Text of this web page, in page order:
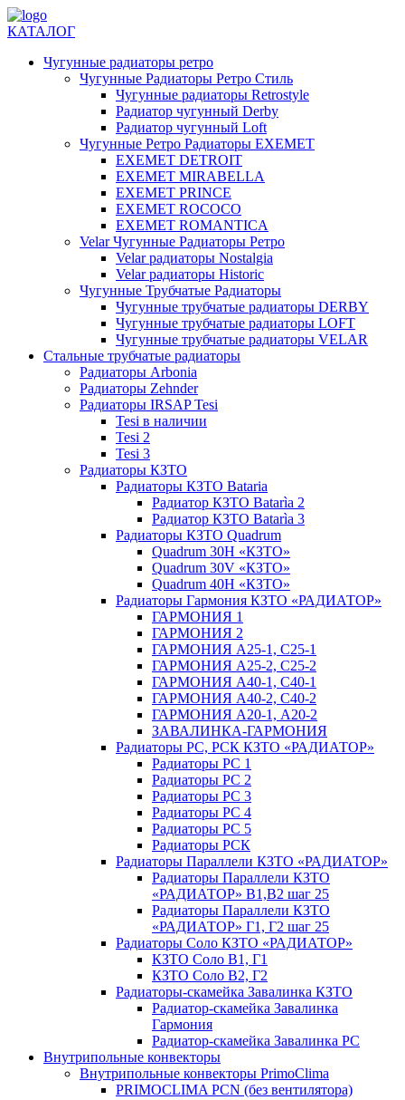
КАТАЛОГ
Чугунные радиаторы ретро
Чугунные Радиаторы Ретро Стиль
Чугунные радиаторы Retrostyle
Радиатор чугунный Derby
Радиатор чугунный Loft
Чугунные Ретро Радиаторы EXEMET
EXEMET DETROIT
EXEMET MIRABELLA
EXEMET PRINCE
EXEMET ROCOCO
EXEMET ROMANTICA
Velar Чугунные Радиаторы Ретро
Velar радиаторы Nostalgia
Velar радиаторы Historic
Чугунные Трубчатые Радиаторы
Чугунные трубчатые радиаторы DERBY
Чугунные трубчатые радиаторы LOFT
Чугунные трубчатые радиаторы VELAR
Стальные трубчатые радиаторы
Радиаторы Arbonia
Радиаторы Zehnder
Радиаторы IRSAP Tesi
Tesi в наличии
Tesi 2
Tesi 3
Радиаторы КЗТО
Радиаторы КЗТО Bataria
Радиатор КЗТО Batarìa 2
Радиатор КЗТО Batarìa 3
Радиаторы КЗТО Quadrum
Quadrum 30H «КЗТО»
Quadrum 30V «КЗТО»
Quadrum 40H «КЗТО»
Радиаторы Гармония КЗТО «РАДИАТОР»
ГАРМОНИЯ 1
ГАРМОНИЯ 2
ГАРМОНИЯ А25-1, С25-1
ГАРМОНИЯ А25-2, С25-2
ГАРМОНИЯ А40-1, С40-1
ГАРМОНИЯ А40-2, С40-2
ГАРМОНИЯ А20-1, А20-2
ЗАВАЛИНКА-ГАРМОНИЯ
Радиаторы РС, РСК КЗТО «РАДИАТОР»
Радиаторы РС 1
Радиаторы РС 2
Радиаторы РС 3
Радиаторы РС 4
Радиаторы РС 5
Радиаторы РСК
Радиаторы Параллели КЗТО «РАДИАТОР»
Радиаторы Параллели КЗТО
«РАДИАТОР» В1,В2 шаг 25
Радиаторы Параллели КЗТО
«РАДИАТОР» Г1, Г2 шаг 25
Радиаторы Соло КЗТО «РАДИАТОР»
КЗТО Соло В1, Г1
КЗТО Соло В2, Г2
Радиаторы-скамейка Завалинка КЗТО
Радиатор-скамейка Завалинка
Гармония
Радиатор-скамейка Завалинка РС
Внутрипольные конвекторы
Внутрипольные конвекторы PrimoClima
PRIMOCLIMA PCN (без вентилятора)